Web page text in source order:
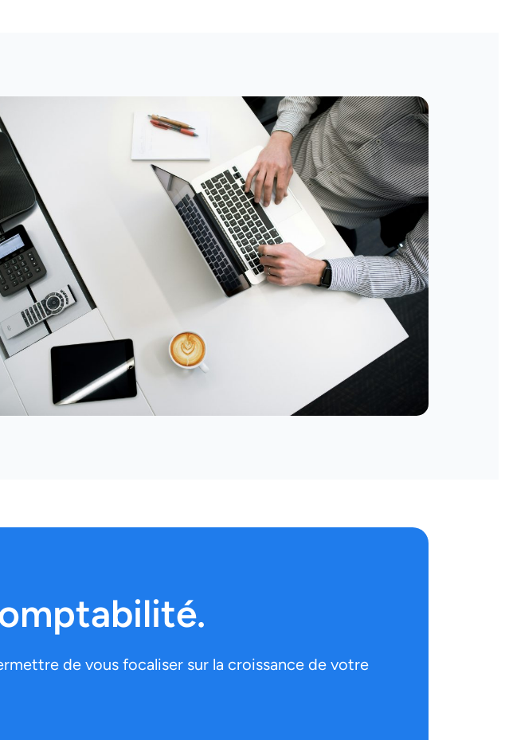
de vous focaliser sur la croissance de votre